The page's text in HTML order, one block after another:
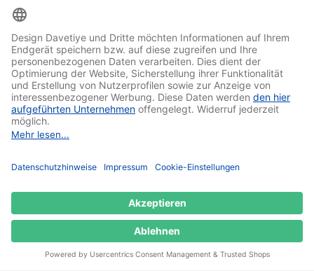
+49 (0) 21 51 - 7 633 633
Montag bis Donnerstag:
von 8:00 - 13:00
und von 14:00 - 17:00 Uhr
Freitag:
von 8:00 - 13:00
und von 14:00 - 15:30 Uhr
E-Mail: info@davetiye.de
© 2020-2025 Ritali Werbung GmbH. All Rights Reserved.